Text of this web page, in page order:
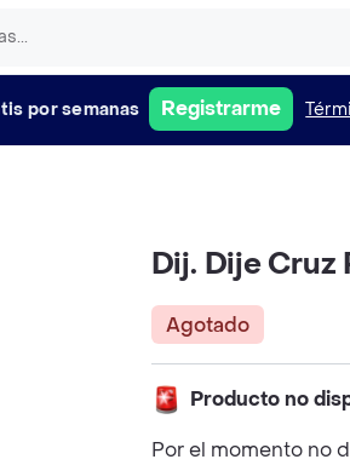
por semanas Registrarme
Dij. Dije Cruz
Agotado
Producto no
Por el momento no